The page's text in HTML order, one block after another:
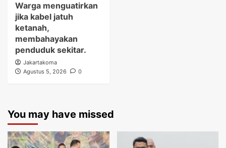
Warga menguatirkan
jika kabel jatuh
ketanah,
membahayakan
penduduk sekitar.
Jakartakoma
Agustus 5, 2026
0
You may have missed